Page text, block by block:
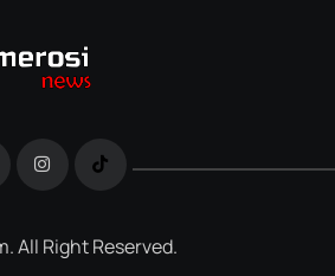
All Right Reserved.